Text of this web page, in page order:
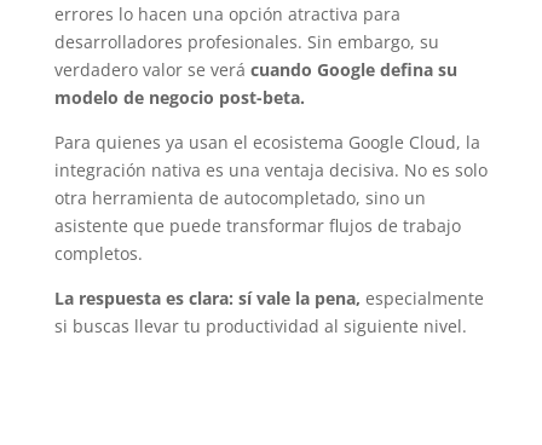
errores lo hacen una opción atractiva para
desarrolladores profesionales. Sin embargo, su
verdadero valor se verá cuando Google defina su
modelo de negocio post-beta.
Para quienes ya usan el ecosistema Google Cloud, la
integración nativa es una ventaja decisiva. No es solo
otra herramienta de autocompletado, sino un
asistente que puede transformar flujos de trabajo
completos.
La respuesta es clara: sí vale la pena, especialmente
si buscas llevar tu productividad al siguiente nivel.